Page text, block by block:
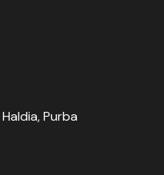
Purba